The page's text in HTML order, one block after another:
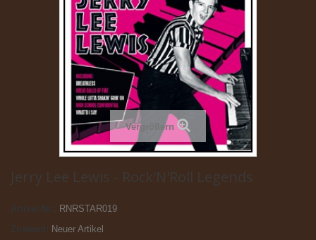
Vergrößern
Jerry Lee Lewis - Rock'N'Roll Legends
Artikel-Nr.:
RNRSTAR019
Zustand:
Neuer Artikel